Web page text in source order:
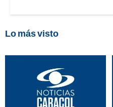
Lo más visto